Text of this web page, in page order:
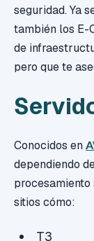
seguridad. Ya
también los E-
de
pero que te
Conocidos en
dependiendo
procesamiento
sitios cómo:
T3